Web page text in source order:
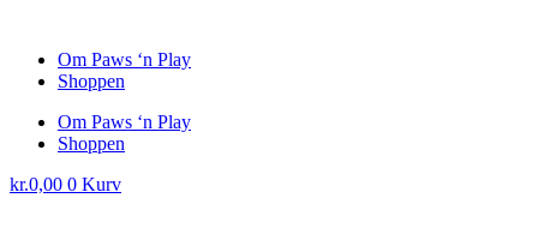
Om Paws ‘n Play
Shoppen
Om Paws ‘n Play
Shoppen
kr.0,00 0 Kurv